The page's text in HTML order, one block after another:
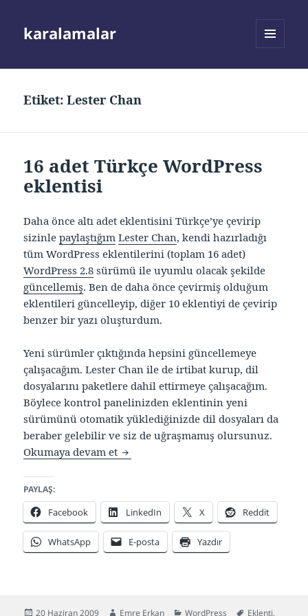
karalamalar
Etiket:Lester Chan
16 adet Türkçe WordPress
eklentisi
Daha önce altı adet eklentisini Türkçe’ye çevirip
sizinlepaylaştığım Lester Chan, kendi hazırladığı
tüm WordPress eklentilerini (toplam 16 adet)
WordPress 2.8 sürümü ile uyumlu olacak şekilde
güncellemiş. Ben de daha önce çevirmiş olduğum
eklentileri güncelleyip, diğer 10 eklentiyi de çevirip
benzer bir yazı oluşturdum.
Yeni sürümler çıktığında hepsini güncellemeye
çalışacağım. Lester Chan ile de irtibat kurup, dil
dosyalarını paketlere dahil ettirmeye çalışacağım.
Böylece kontrol panelinizden eklentinin yeni
sürümünü otomatik yüklediğinizde dil dosyaları da
beraber gelebilir ve siz de uğraşmamış olursunuz.
Okumaya devam et 16 adet Türkçe WordPress eklentisi
PAYLAŞ:
Facebook LinkedIn X Reddit
WhatsApp E-posta Yazdır
Yayın
20 Haziran 2009 Yazar
Emre Erkan Kategoriler
WordPress Etiketler
Eklenti,